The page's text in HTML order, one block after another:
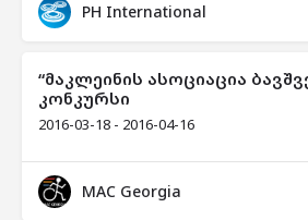
PH International
“მაკლეინის ასოციაცია
კონკურსი
2016-03-18 - 2016-04-16
MAC Georgia